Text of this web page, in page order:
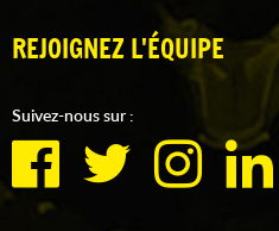
REJOIGNEZ L'ÉQUIPE
Suivez-nous sur :